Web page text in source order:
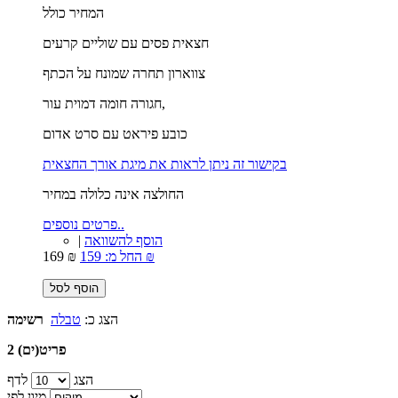
המחיר כולל
חגורה חומה דמוית עור,
כובע פיראט עם סרט אדום
בקישור זה ניתן לראות את מיגת אורך החצאית
החולצה אינה כלולה במחיר
פרטים נוספים..
| הוסף להשוואה
169 ₪
החל מ: 159 ₪
הוסף לסל
הצג כ: טבלה רשימה
2 פריט(ים)
הצג
לדף